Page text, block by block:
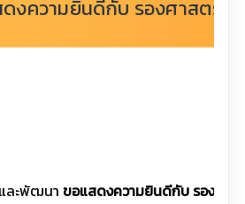
งความยินดีกับ รองศาสตรา
ละพัฒนา ขอแสดงความยินดีกับ รองศาส